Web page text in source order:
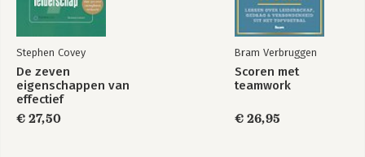
Stephen Covey
De zeven
eigenschappen van
effectief
leiderschap
€ 27,50
Bram Verbruggen
Scoren met
teamwork
€ 26,95